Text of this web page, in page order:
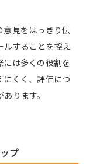
見をはっきり伝
ルすることを控え
は多くの役割を
くく、評価につ
ります。
プ